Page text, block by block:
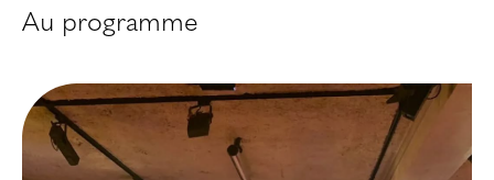
Au programme